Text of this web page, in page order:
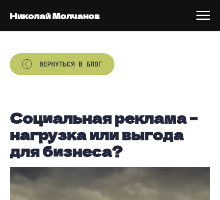
Николай Молчанов
ВЕРНУТЬСЯ В БЛОГ
Социальная реклама –
нагрузка или выгода
для бизнеса?